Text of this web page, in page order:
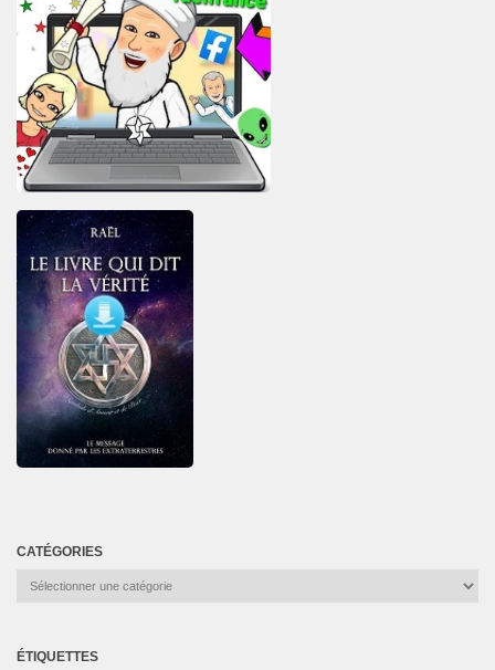
CATÉGORIES
Catégories
ÉTIQUETTES